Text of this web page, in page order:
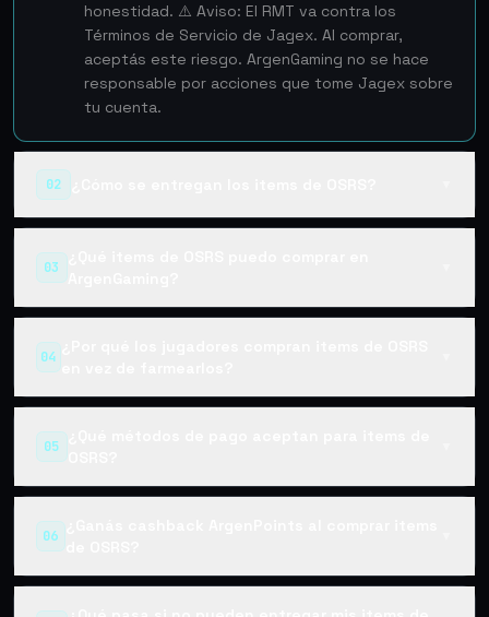
honestidad. ⚠️ Aviso: El RMT va contra los
Términos de Servicio de Jagex. Al comprar,
aceptás este riesgo. ArgenGaming no se hace
responsable por acciones que tome Jagex sobre
tu cuenta.
02
03
¿Qué items de OSRS puedo comprar en
ArgenGaming?
04
¿Por qué los jugadores compran items de OSRS
en vez de farmearlos?
05
¿Qué métodos de pago aceptan para items de
OSRS?
06
¿Ganás cashback ArgenPoints al comprar items
de OSRS?